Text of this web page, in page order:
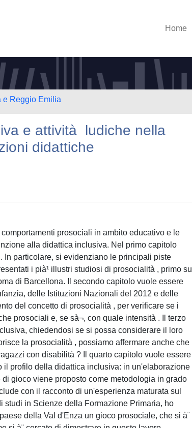
Home
e Reggio Emilia
e attività ludiche nella
didattiche
prosociali in ambito educativo e le
alla didattica inclusiva. Nel primo capitolo
particolare, si evidenziano le principali piste
i pià¹ illustri studiosi di prosocialità , primo su
di Barcellona. Il secondo capitolo vuole essere
delle Istituzioni Nazionali del 2012 e delle
del concetto di prosocialità , per verificare se i
prosociali e, se sà¬, con quale intensità . Il terzo
chiedendosi se si possa considerare il loro
la prosocialità , possiamo affermare anche che
con disabilità ? Il quarto capitolo vuole essere
profilo della didattica inclusiva: in un'elaborazione
gioco viene proposto come metodologia in grado
con il racconto di un'esperienza maturata sul
studi in Scienze della Formazione Primaria, ho
della Val d'Enza un gioco prosociale, che si à¨